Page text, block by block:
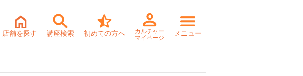
店舗を探す 講座検索 初めての方へ
カルチャー
マイページ
メニュー